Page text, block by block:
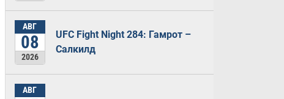
АВГ
08
2026
UFC Fight Night 284: Гамрот –
Салкилд
АВГ